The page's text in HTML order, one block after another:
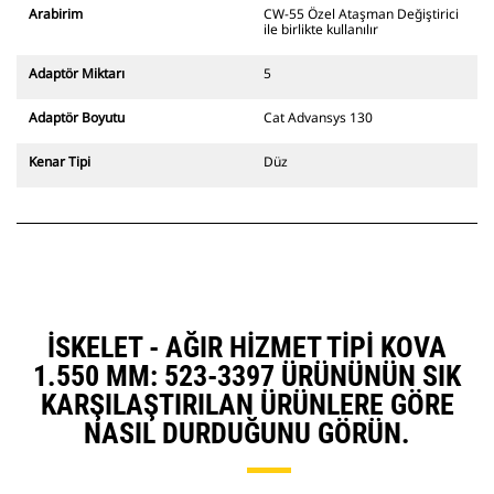
açmaya uygun genişlikte ataşman
CW Özel Ataşman Değiştirici
hızlı ataşman değiştirici
Ataşman Değiştiricilerde bulunan
CW Özel Ataşman Değiştiriciler,
Arabirim
CW-55 Özel Ataşman Değiştirici
ile birlikte kullanılır
Adaptör Miktarı 5
Adaptör Boyutu Cat Advansys 130
Kenar Tipi Düz
İSKELET - AĞIR HIZMET TIPI KOVA
1.550 MM: 523-3397 ÜRÜNÜNÜN SIK
KARŞILAŞTIRILAN ÜRÜNLERE GÖRE
NASIL DURDUĞUNU GÖRÜN.